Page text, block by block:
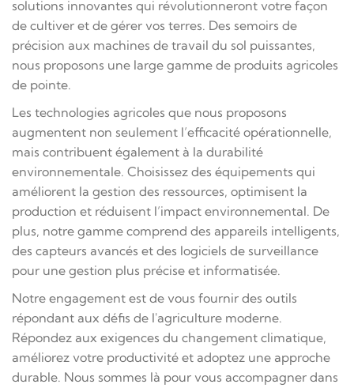
solutions innovantes qui révolutionneront votre façon
de cultiver et de gérer vos terres. Des semoirs de
précision aux machines de travail du sol puissantes,
nous proposons une large gamme de produits agricoles
de pointe.
Les technologies agricoles que nous proposons
augmentent non seulement l’efficacité opérationnelle,
mais contribuent également à la durabilité
environnementale. Choisissez des équipements qui
améliorent la gestion des ressources, optimisent la
production et réduisent l’impact environnemental. De
plus, notre gamme comprend des appareils intelligents,
des capteurs avancés et des logiciels de surveillance
pour une gestion plus précise et informatisée.
Notre engagement est de vous fournir des outils
répondant aux défis de l'agriculture moderne.
Répondez aux exigences du changement climatique,
améliorez votre productivité et adoptez une approche
durable. Nous sommes là pour vous accompagner dans